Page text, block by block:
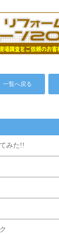
一覧へ戻る
みた!!